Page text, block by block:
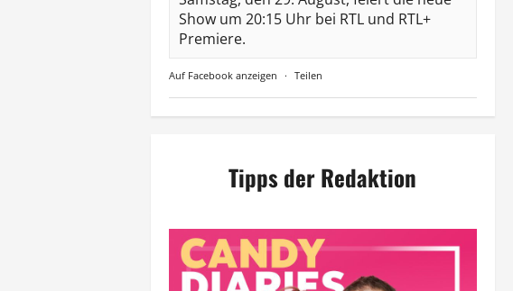
Show um 20:15 Uhr bei RTL und RTL+
Premiere.
Auf Facebook anzeigen · Teilen
Tipps der Redaktion